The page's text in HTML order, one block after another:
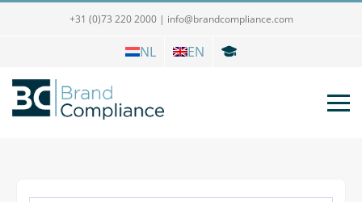
+31 (0)73 220 2000 | info@brandcompliance.com
NL EN